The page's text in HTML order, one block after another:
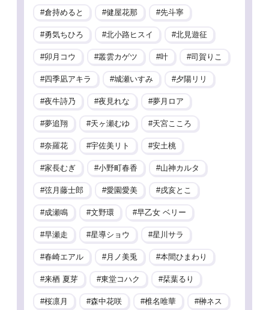
倉持めると 健屋花那 先斗寧
勇気ちひろ 北小路ヒスイ 北見遊征
卯月コウ 叢雲カゲツ 叶 司賀りこ
四季凪アキラ 城瀬いすみ 夕陽リリ
夜牛詩乃 夜見れな 夢月ロア
夢追翔 天ヶ瀬むゆ 天宮こころ
奈羅花 宇佐美リト 安土桃
家長むぎ 小野町春香 山神カルタ
弦月藤士郎 愛園愛美 戌亥とこ
成瀬鳴 文野環 早乙女 ベリー
早瀬走 星導ショウ 星川サラ
春崎エアル 月ノ美兎 本間ひまわり
来栖 夏芽 東堂コハク 栞葉るり
桜凛月 森中花咲 椎名唯華 榊ネス